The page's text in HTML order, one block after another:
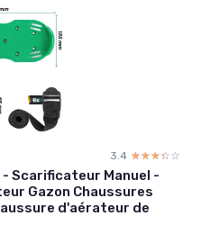
3.4 ☆☆☆☆☆
★★★★★
Scarificateur Manuel -
Gazon Chaussures
d'aérateur de